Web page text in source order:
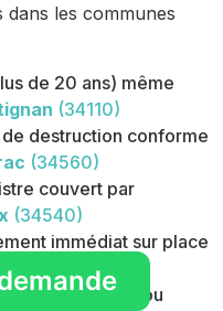
dans les communes
de 20 ans) même
(34110)
destruction conforme
(34560)
couvert par
(34540)
immédiat sur place
(34140)
inconnu ou